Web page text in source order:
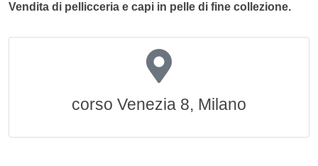
Vendita di pellicceria e capi in pelle di fine collezione.
corso Venezia 8, Milano